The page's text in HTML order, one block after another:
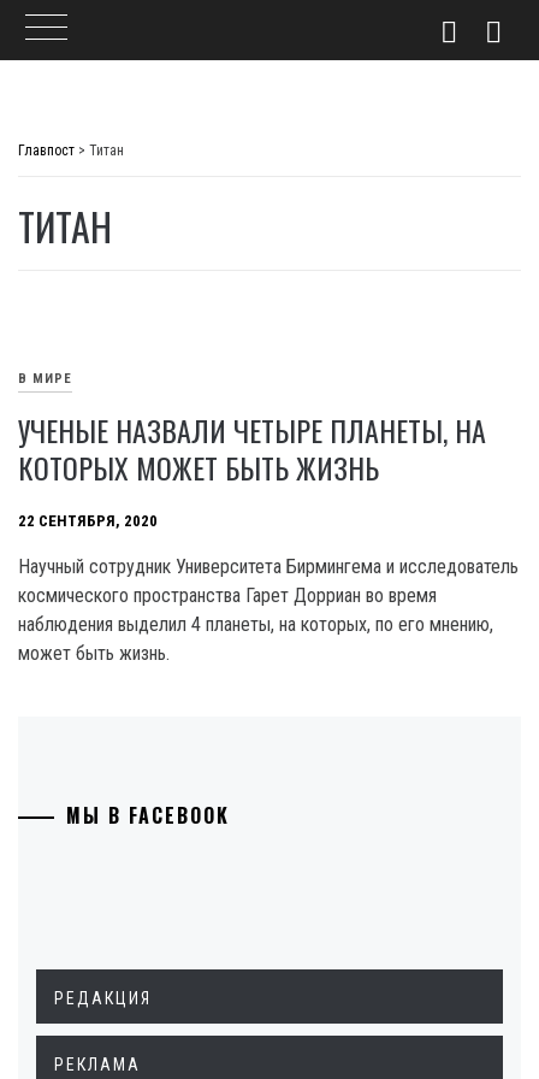
Главпост > Титан
ТИТАН
В МИРЕ
УЧЕНЫЕ НАЗВАЛИ ЧЕТЫРЕ ПЛАНЕТЫ, НА
КОТОРЫХ МОЖЕТ БЫТЬ ЖИЗНЬ
22 СЕНТЯБРЯ, 2020
Научный сотрудник Университета Бирмингема и исследователь
космического пространства Гарет Дорриан во время
наблюдения выделил 4 планеты, на которых, по его мнению,
может быть жизнь.
МЫ В FACEBOOK
РЕДАКЦИЯ
РЕКЛАМА